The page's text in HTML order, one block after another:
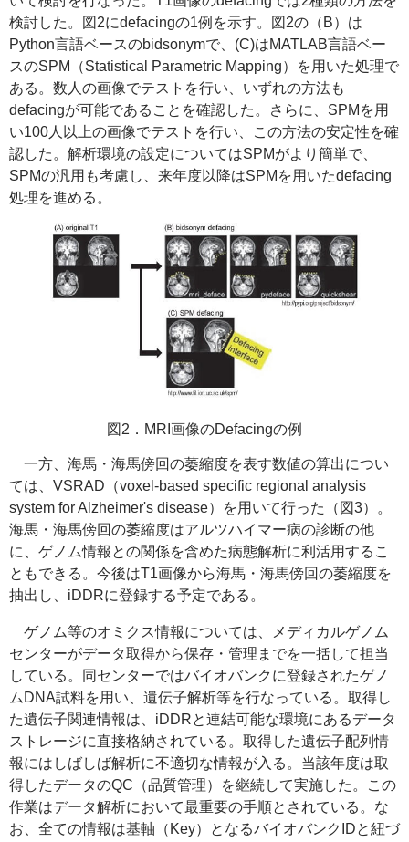
検討した。図2にdefacingの1例を示す。図2の（B）は
Python言語ベースのbidsonymで、(C)はMATLAB言語ベー
スのSPM（Statistical Parametric Mapping）を用いた処理で
ある。数人の画像でテストを行い、いずれの方法も
defacingが可能であることを確認した。さらに、SPMを用
い100人以上の画像でテストを行い、この方法の安定性を確
認した。解析環境の設定についてはSPMがより簡単で、
SPMの汎用も考慮し、来年度以降はSPMを用いたdefacing
処理を進める。
図2．MRI画像のDefacingの例
一方、海馬・海馬傍回の萎縮度を表す数値の算出につい
ては、 VSRAD（voxel-based specific regional analysis
system for Alzheimer's disease）を用いて行った（図3）。
海馬・海馬傍回の萎縮度はアルツハイマー病の診断の他
に、ゲノム情報との関係を含めた病態解析に利活用するこ
ともできる。今後はT1画像から海馬・海馬傍回の萎縮度を
抽出し、iDDRに登録する予定である。
ゲノム等のオミクス情報については、メディカルゲノム
センターがデータ取得から保存・管理までを一括して担当
している。同センターではバイオバンクに登録されたゲノ
ムDNA試料を用い、遺伝子解析等を行なっている。取得し
た遺伝子関連情報は、iDDRと連結可能な環境にあるデータ
ストレージに直接格納されている。取得した遺伝子配列情
報にはしばしば解析に不適切な情報が入る。当該年度は取
得したデータのQC（品質管理）を継続して実施した。この
作業はデータ解析において最重要の手順とされている。な
お、全ての情報は基軸（ Key）となるバイオバンクIDと紐づ